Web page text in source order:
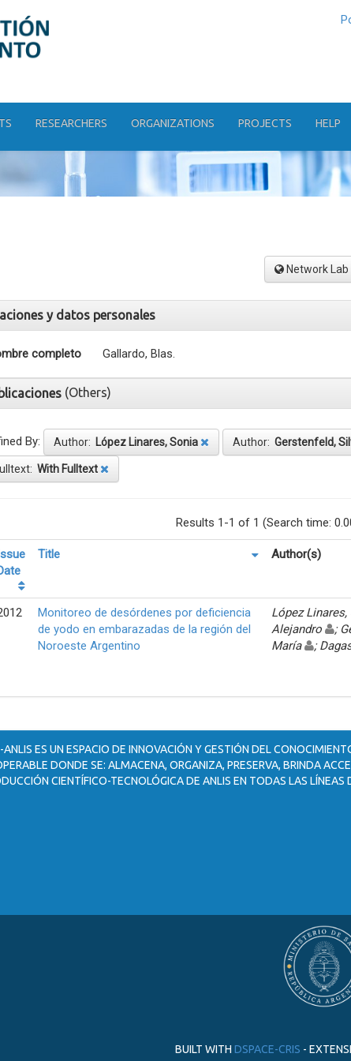
RESEARCHERS ORGANIZATIONS PROJECTS HELP
Network Lab
y datos personales
completo Gallardo, Blas.
(Others)
By: Author: López Linares, Sonia Author: Gerstenfeld,
With Fulltext
Results 1-1 of 1 (Search time:
Title Author(s)
Monitoreo de desórdenes por deficiencia
de yodo en embarazadas de la región del
Noroeste Argentino
López Linares,
Alejandro
;
María
;
ANLIS ES UN ESPACIO DE INNOVACIÓN Y GESTIÓN DEL
DONDE SE: ALMACENA, ORGANIZA, PRESERVA, BRINDA
CIENTÍFICO-TECNOLÓGICA DE ANLIS EN TODAS LAS LÍNEAS
BUILT WITH DSPACE-CRIS -